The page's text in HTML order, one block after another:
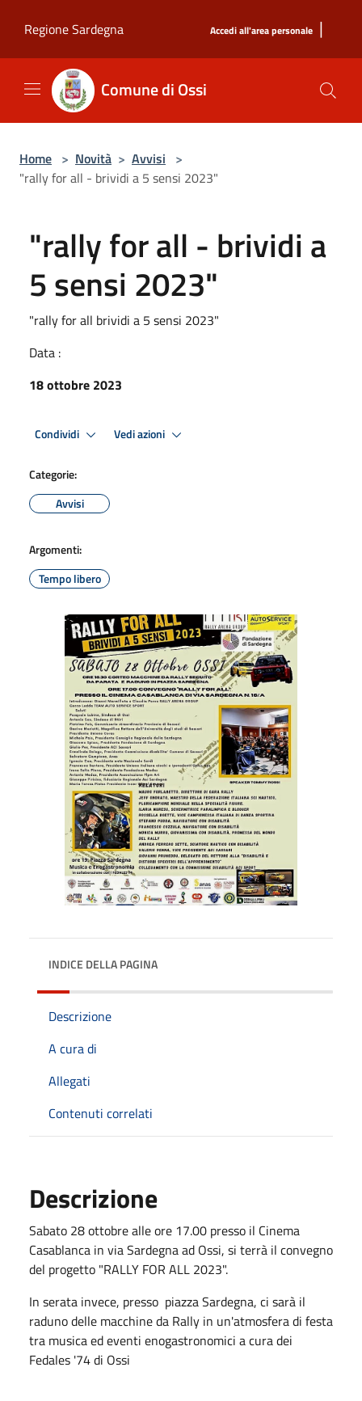
Regione Sardegna
Accedi all'area personale |
Comune di Ossi
Home > Novità > Avvisi >
"rally for all - brividi a 5 sensi 2023"
"rally for all - brividi a
5 sensi 2023"
"rally for all brividi a 5 sensi 2023"
Data :
18 ottobre 2023
Condividi Vedi azioni
Categorie:
Avvisi
Argomenti:
Tempo libero
INDICE DELLA PAGINA
Descrizione
A cura di
Allegati
Contenuti correlati
Descrizione
Sabato 28 ottobre alle ore 17.00 presso il Cinema
Casablanca in via Sardegna ad Ossi, si terrà il convegno
del progetto "RALLY FOR ALL 2023".
In serata invece, presso piazza Sardegna, ci sarà il
raduno delle macchine da Rally in un'atmosfera di festa
tra musica ed eventi enogastronomici a cura dei
Fedales '74 di Ossi